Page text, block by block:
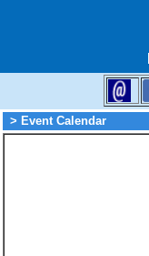
> Event Calendar